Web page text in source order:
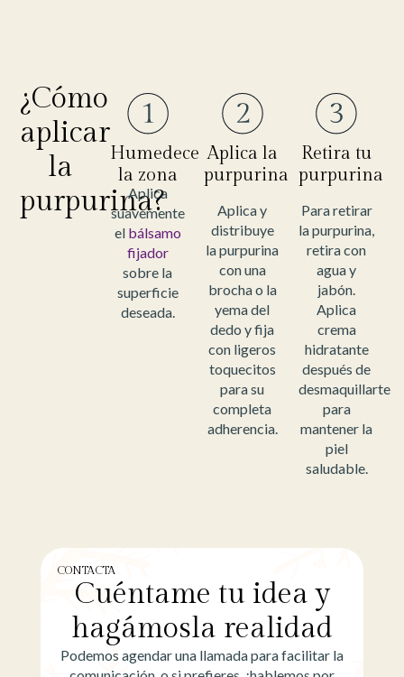
¿Cómo
aplicar
la
purpurina?
Humedece
la zona
Aplica
suavemente
el bálsamo
fijador
sobre la
superficie
deseada.
Aplica la
purpurina
Aplica y
distribuye
la purpurina
con una
brocha o la
yema del
dedo y fija
con ligeros
toquecitos
para su
completa
adherencia.
Retira tu
purpurina
Para retirar
la purpurina,
retira con
agua y
jabón.
Aplica
crema
hidratante
después de
desmaquillarte
para
mantener la
piel
saludable.
CONTACTA
Cuéntame tu idea y
hagámosla realidad
Podemos agendar una llamada para facilitar la